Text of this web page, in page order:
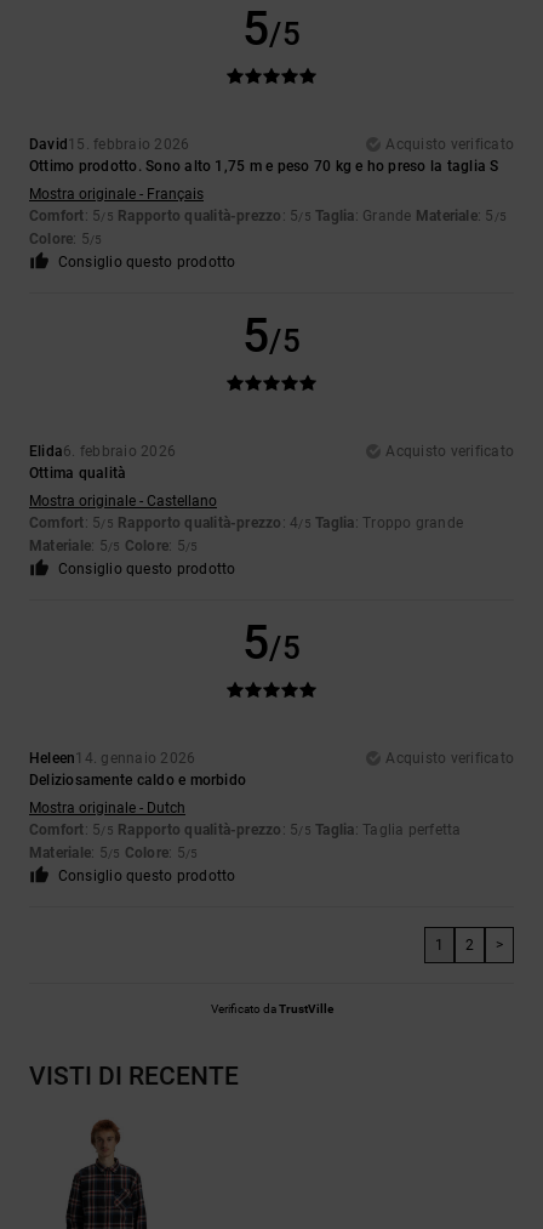
5/5
David 15. febbraio 2026
Acquisto verificato
Ottimo prodotto. Sono alto 1,75 m e peso 70 kg e ho preso la taglia S
Mostra originale - Français
Comfort: 5/5 Rapporto qualità-prezzo : 5/5 Taglia: Grande Materiale: 5 /5
Colore: 5/5
Consiglio questo prodotto
5/5
Elida6. febbraio 2026
Acquisto verificato
Ottima qualità
Mostra originale - Castellano
Comfort: 5/5 Rapporto qualità-prezzo : 4/5 Taglia: Troppo grande
Materiale: 5/5 Colore: 5/5
Consiglio questo prodotto
5/5
Heleen14. gennaio 2026
Acquisto verificato
Deliziosamente caldo e morbido
Mostra originale - Dutch
Comfort: 5/5 Rapporto qualità-prezzo : 5/5 Taglia: Taglia perfetta
Materiale: 5/5 Colore: 5/5
Consiglio questo prodotto
1 2 >
Verificato daTrustVille
VISTI DI RECENTE